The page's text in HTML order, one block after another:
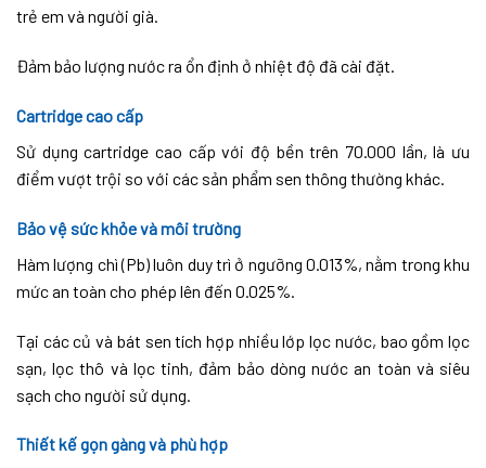
trẻ em và người già.
Đảm bảo lượng nước ra ổn định ở nhiệt độ đã cài đặt.
Cartridge cao cấp
Sử dụng cartridge cao cấp với độ bền trên 70.000 lần, là ưu
điểm vượt trội so với các sản phẩm sen thông thường khác.
Bảo vệ sức khỏe và môi trường
Hàm lượng chì (Pb) luôn duy trì ở ngưỡng 0.013%, nằm trong khu
mức an toàn cho phép lên đến 0.025%.
Tại các củ và bát sen tích hợp nhiều lớp lọc nước, bao gồm lọc
sạn, lọc thô và lọc tinh, đảm bảo dòng nước an toàn và siêu
sạch cho người sử dụng.
Thiết kế gọn gàng và phù hợp